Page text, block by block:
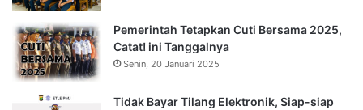
Pemerintah Tetapkan Cuti Bersama 2025,
Catat! ini Tanggalnya
Senin, 20 Januari 2025
Tidak Bayar Tilang Elektronik, Siap-siap